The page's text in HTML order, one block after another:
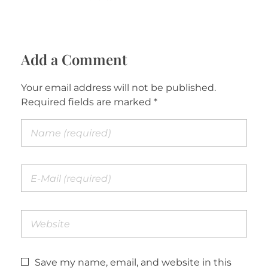
Add a Comment
Your email address will not be published.
Required fields are marked *
Save my name, email, and website in this